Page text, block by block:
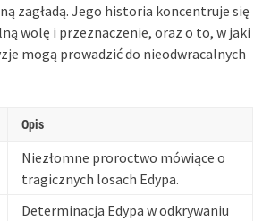
zagładą. Jego historia koncentruje się
wolę i przeznaczenie, oraz o to, w jaki
mogą prowadzić do nieodwracalnych
Opis
Niezłomne proroctwo mówiące o
tragicznych losach Edypa.
Determinacja Edypa w odkrywaniu